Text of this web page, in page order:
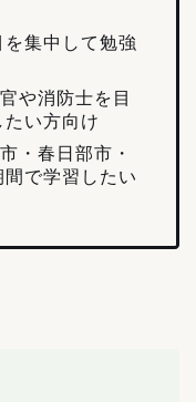
集中して勉強
や消防士を目
い方向け
・春日部市・
で学習したい